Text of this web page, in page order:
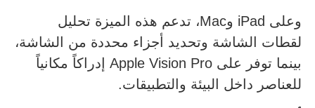
وعلى iPad وMac، تدعم هذه الميزة تحليل
لقطات الشاشة وتحديد أجزاء محددة من الشاشة،
بينما توفر على Apple Vision Pro إدراكاً مكانياً
للعناصر داخل البيئة والتطبيقات.